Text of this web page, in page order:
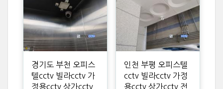
경기도 부천 오피스
텔cctv 빌라cctv 가
정용cctv 상가cctv
인천 부평 오피스텔
cctv 빌라cctv 가정
용cctv 상가cctv 전